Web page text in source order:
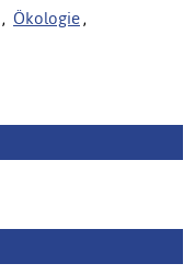
, Ökologie ,